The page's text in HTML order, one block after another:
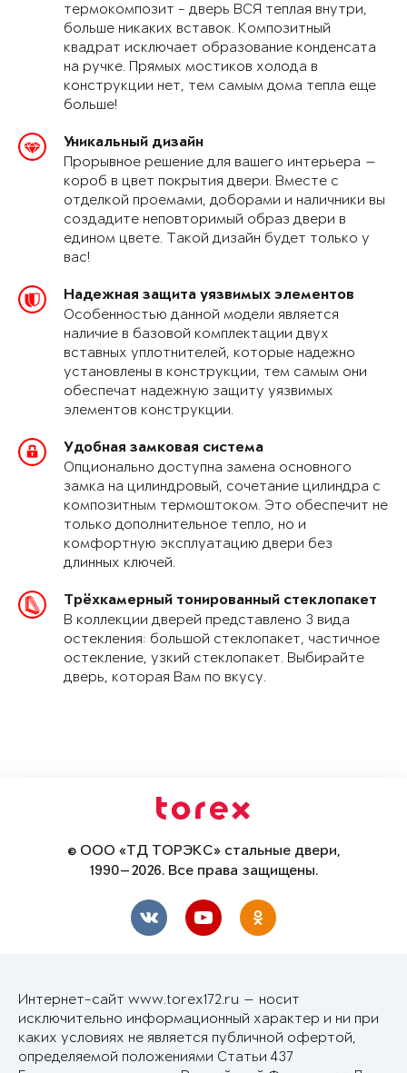
термокомпозит - дверь ВСЯ теплая внутри,
больше никаких вставок. Композитный
квадрат исключает образование конденсата
на ручке. Прямых мостиков холода в
конструкции нет, тем самым дома тепла еще
больше!
Уникальный дизайн
Прорывное решение для вашего интерьера —
короб в цвет покрытия двери. Вместе с
отделкой проемами, доборами и наличники вы
создадите неповторимый образ двери в
едином цвете. Такой дизайн будет только у
вас!
Надежная защита уязвимых элементов
Особенностью данной модели является
наличие в базовой комплектации двух
вставных уплотнителей, которые надежно
установлены в конструкции, тем самым они
обеспечат надежную защиту уязвимых
элементов конструкции.
Удобная замковая система
Опционально доступна замена основного
замка на цилиндровый, сочетание цилиндра с
композитным термоштоком. Это обеспечит не
только дополнительное тепло, но и
комфортную эксплуатацию двери без
длинных ключей.
Трёхкамерный тонированный стеклопакет
В коллекции дверей представлено 3 вида
остекления: большой стеклопакет, частичное
остекление, узкий стеклопакет. Выбирайте
дверь, которая Вам по вкусу.
© ООО «ТД ТОРЭКС» стальные двери,
1990—2026. Все права защищены.
Интернет-сайт www.torex172.ru — носит
исключительно информационный характер и ни при
каких условиях не является публичной офертой,
определяемой положениями Статьи 437